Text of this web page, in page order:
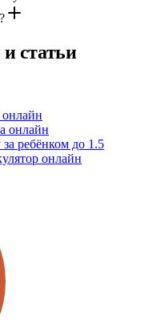
статьи
онлайн
онлайн
ребёнком до 1.5
онлайн